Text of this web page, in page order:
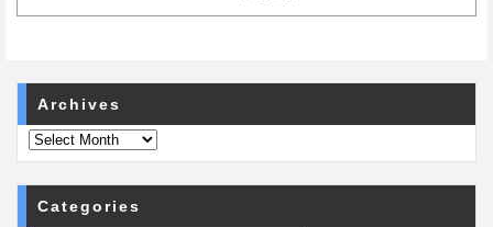
Archives
Categories